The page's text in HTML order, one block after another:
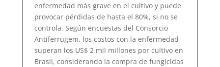
enfermedad más grave en el cultivo y puede
provocar pérdidas de hasta el 80%, si no se
controla. Según encuestas del Consorcio
Antiferrugem, los costos con la enfermedad
superan los US$ 2 mil millones por cultivo en
Brasil, considerando la compra de fungicidas